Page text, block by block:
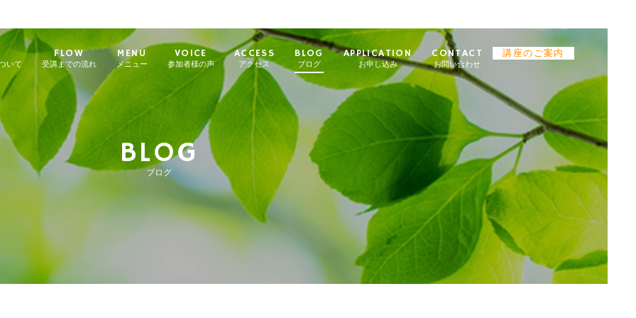
いて
FLOW
受講までの流れ
MENU
メニュー
VOICE
参加者様の声
ACCESS
アクセス
BLOG
ブログ
APPLICATION
お申し込み
CONTACT
お問い合わせ
講座のご案内
BLOG
ブログ